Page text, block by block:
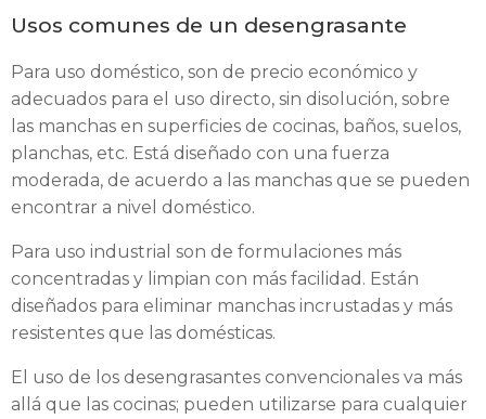
Usos comunes de un desengrasante
Para uso doméstico, son de precio económico y
adecuados para el uso directo, sin disolución, sobre
las manchas en superficies de cocinas, baños, suelos,
planchas, etc. Está diseñado con una fuerza
moderada, de acuerdo a las manchas que se pueden
encontrar a nivel doméstico.
Para uso industrial son de formulaciones más
concentradas y limpian con más facilidad. Están
diseñados para eliminar manchas incrustadas y más
resistentes que las domésticas.
El uso de los desengrasantes convencionales va más
allá que las cocinas; pueden utilizarse para cualquier